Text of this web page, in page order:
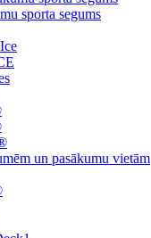
sporta segums
un pasākumu vietām